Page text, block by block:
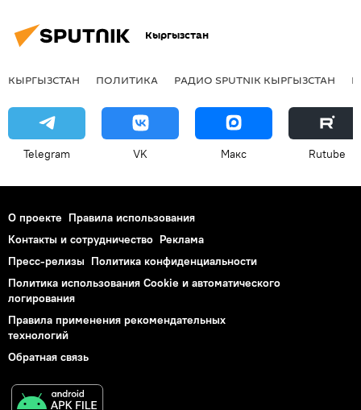
Кыргызстан
КЫРГЫЗСТАН ПОЛИТИКА РАДИО SPUTNIK КЫРГЫЗСТАН
Telegram VK Макс Rutube
О проекте Правила использования
Контакты и сотрудничество Реклама
Пресс-релизы Политика конфиденциальности
Политика использования Cookie и автоматического
логирования
Правила применения рекомендательных
технологий
Обратная связь